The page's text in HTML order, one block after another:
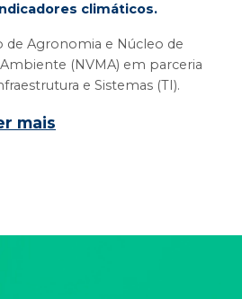
climáticos.
de Agronomia e Núcleo de
(NVMA) em parceria
e Sistemas (TI).
mais